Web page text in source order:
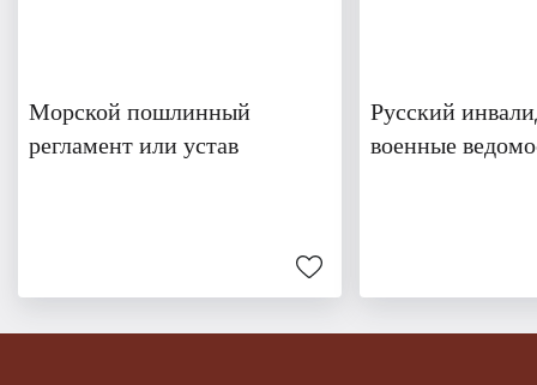
Морской пошлинный
регламент или устав
Русский
военные